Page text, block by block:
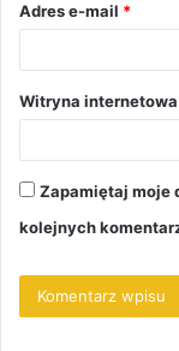
Adres e-mail *
Witryna internetowa
Zapamiętaj moje
kolejnych